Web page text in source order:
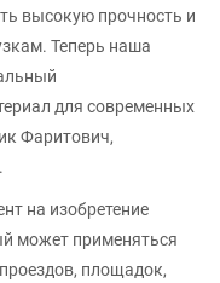
высокую прочность и
Теперь наша
для современных
Фаритович,
на изобретение
может применяться
площадок,